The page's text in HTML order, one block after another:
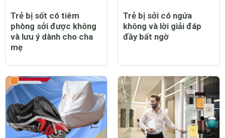
Trẻ bị sốt có tiêm
phòng sởi được không
và lưu ý dành cho cha
mẹ
Trẻ bị sởi có ngứa
không và lời giải đáp
đầy bất ngờ